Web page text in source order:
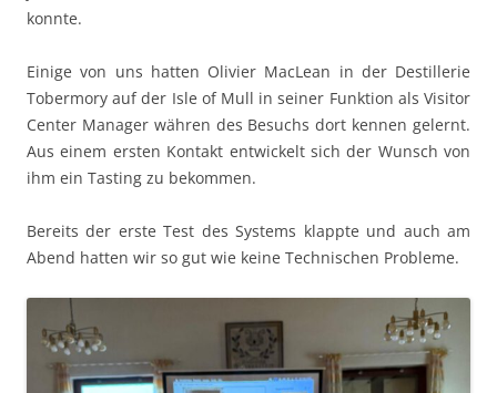
konnte.
Einige von uns hat­ten Olivi­er MacLean in der Des­til­lerie
Tober­mory auf der Isle of Mull in sein­er Funk­tion als Vis­i­tor
Cen­ter Man­ag­er währen des Besuchs dort ken­nen gel­ernt.
Aus einem ersten Kon­takt entwick­elt sich der Wun­sch von
ihm ein Tast­ing zu bekommen.
Bere­its der erste Test des Sys­tems klappte und auch am
Abend hat­ten wir so gut wie keine Tech­nis­chen Probleme.